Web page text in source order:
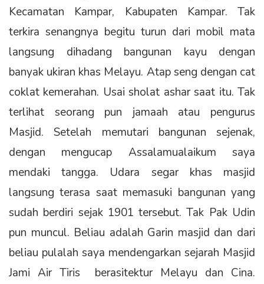
Kecamatan Kampar, Kabupaten Kampar. Tak
terkira senangnya begitu turun dari mobil mata
langsung dihadang bangunan kayu dengan
banyak ukiran khas Melayu. Atap seng dengan cat
coklat kemerahan. Usai sholat ashar saat itu. Tak
terlihat seorang pun jamaah atau pengurus
Masjid. Setelah memutari bangunan sejenak,
dengan mengucap Assalamualaikum saya
mendaki tangga. Udara segar khas masjid
langsung terasa saat memasuki bangunan yang
sudah berdiri sejak 1901 tersebut. Tak Pak Udin
pun muncul. Beliau adalah Garin masjid dan dari
beliau pulalah saya mendengarkan sejarah Masjid
Jami Air Tiris berasitektur Melayu dan Cina.